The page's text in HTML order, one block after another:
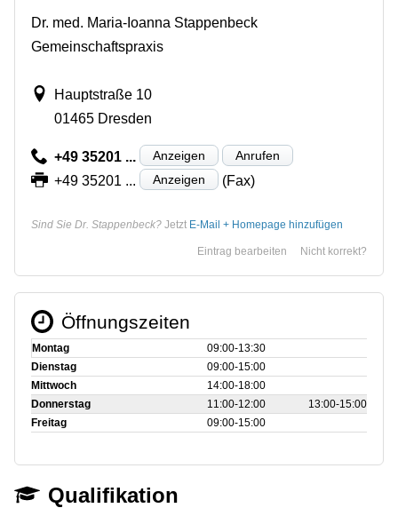
Dr. med. Maria-Ioanna Stappenbeck
Gemeinschaftspraxis
Hauptstraße 10
01465 Dresden
+49 35201 ... Anzeigen Anrufen
+49 35201 ... Anzeigen (Fax)
Sind Sie Dr. Stappenbeck? Jetzt E-Mail + Homepage hinzufügen
Nicht korrekt?
Eintrag bearbeiten
Öffnungszeiten
Montag
09:00‑13:30
Dienstag
09:00‑15:00
Mittwoch
14:00‑18:00
Donnerstag
11:00‑12:00
13:00‑15:00
Freitag
09:00‑15:00
Qualifikation